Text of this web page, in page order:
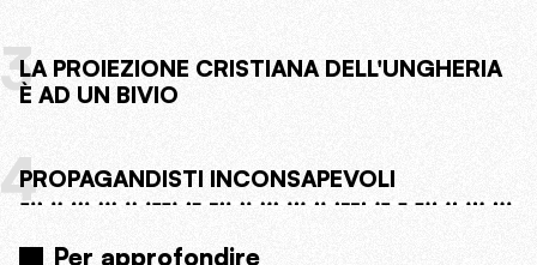
3LA PROIEZIONE CRISTIANA DELL'UNGHERIA
È AD UN BIVIO
4PROPAGANDISTI INCONSAPEVOLI
Per approfondire